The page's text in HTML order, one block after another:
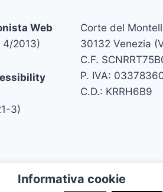
Web
4/2013)
3)
Corte del
30132 Venezia
C.F.
P. IVA:
C.D.: KRRH6B9
riutilizzabili citando la
Informativa cookie